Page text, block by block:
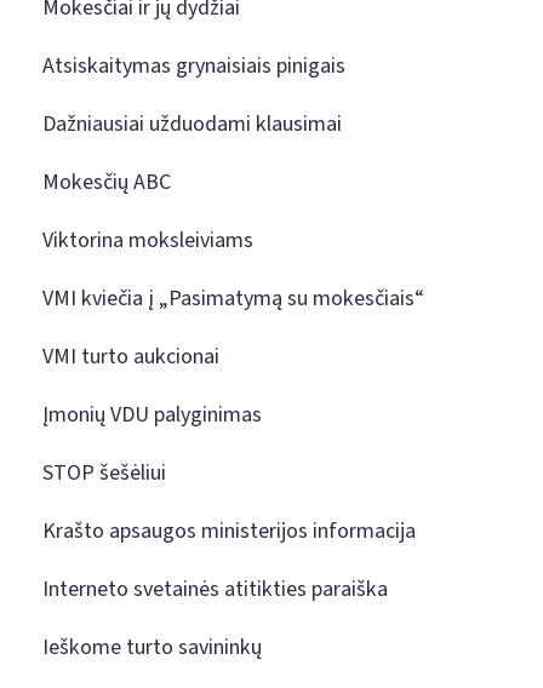
Mokesčiai ir jų dydžiai
Atsiskaitymas grynaisiais pinigais
Dažniausiai užduodami klausimai
Mokesčių ABC
Viktorina moksleiviams
VMI kviečia į „Pasimatymą su mokesčiais“
VMI turto aukcionai
Įmonių VDU palyginimas
STOP šešėliui
Krašto apsaugos ministerijos informacija
Interneto svetainės atitikties paraiška
Ieškome turto savininkų